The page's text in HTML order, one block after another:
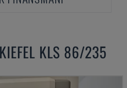
KIEFEL KLS 86/235